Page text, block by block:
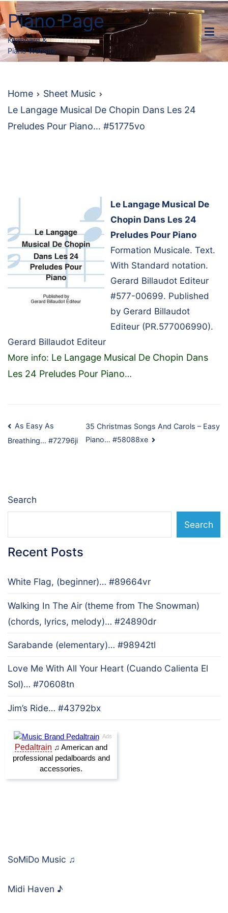
Skip
to
content
Piano Page
Keyboard &
Piano Website
Home
Sheet Music
Le Langage Musical De Chopin Dans Les 24
Preludes Pour Piano… #51775vo
Le Langage Musical De
Chopin Dans Les 24
Preludes Pour Piano
Formation Musicale. Text.
With Standard notation.
Gerard Billaudot Editeur
#577-00699. Published
by Gerard Billaudot
Editeur (PR.577006990).
Gerard Billaudot Editeur
More info: Le Langage Musical De Chopin Dans
Les 24 Preludes Pour Piano…
Post
navigation
As Easy As
Breathing… #72796ji
35 Christmas Songs And Carols – Easy
Piano… #58088xe
Search
Search
Recent Posts
White Flag, (beginner)… #89664vr
Walking In The Air (theme from The Snowman)
(chords, lyrics, melody)… #24890dr
Sarabande (elementary)… #98942tl
Love Me With All Your Heart (Cuando Calienta El
Sol)… #70608tn
Jim’s Ride… #43792bx
SoMiDo Music ♫
Midi Haven ♪